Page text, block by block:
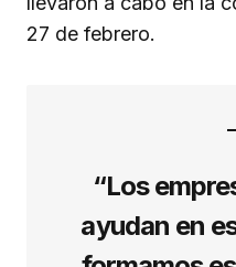
27 de febrero.
“Los
ayudan en